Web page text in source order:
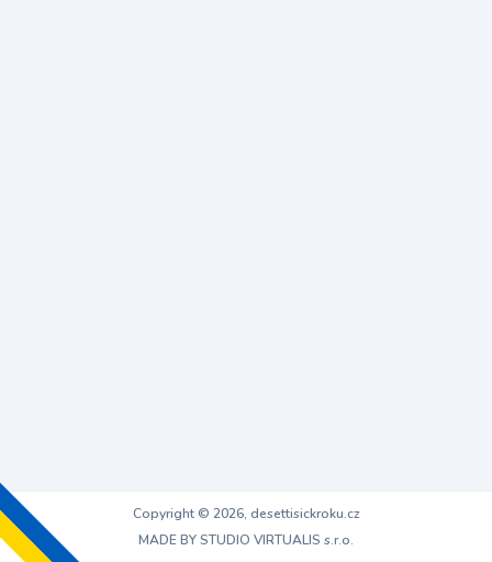
Copyright © 2026, desettisickroku.cz
MADE BY STUDIO VIRTUALIS s.r.o.